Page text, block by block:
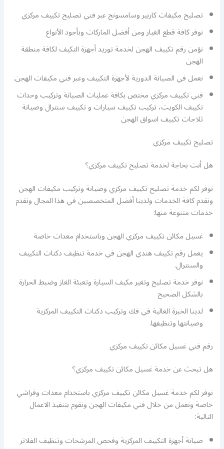
تصليح مكيفات كاربير وسامسونج عبر فني تصليح تكييف مركزي
نوفر كافة قطع الغيار ومن أفضل الماركات وبأجود الأنواع
نؤمن رقم تكييف الهجن لخدمة توريد أجهزة التكيف لكافة منطقة
الهجن
نعمل في الصيانة الدورية لأجهزة التكييف وعبر فني مكيفات الهجن.
فني تكييف مركزي مختص بكافة عمليات الصيانة وتركيب وحدات
تكييف الكويت، تركيب تكييف سيارات و تكييف سنترال وصيانة
ثلاجات تكييف اسواق الهجن
تصليح تكييف مركزي
هل أنت بحاجة لخدمة تصليح تكييف مركزي؟
نوفر لكم خدمة تصليح تكييف مركزي وصيانة وتركيب مكيفات الهجن
ونقدم كافة الخدمات ولدينا أفضل المتخصصين في هذا المجال ونقدم
خدمات متنوعة منها:
غسيل مكائن تكييف مركزي الهجن وباستخدام معدات خاصة
يعمل رقم تكييف هندي الهجن في خدمة تنظيف دكتات التكييف
والسنترال.
نوفر خدمة تصليح وتغير مكيف السيارة وتعبئة الغاز وضبط الحرارة
بالشكل الصحيح
لدينا الخبرة العالية في فك وتركيب دكتات التكييف المركزية
وصيانتها وتنظيفها.
رقم فني غسيل مكائن تكييف مركزي
هل تبحث عن خدمة غسيل مكائن تكييف مركزي؟
نوفر لكم خدمة غسيل مكائن تكييف مركزي باستخدام معدات وفراشي
خاصة ونعمل من خلال فني مكيفات الهجن ونقوم بتنفيذ الاعمال
التالية:
صيانة أجهزة التكييف المركزية وفحص المرشحات وتنظيف الفلاتر